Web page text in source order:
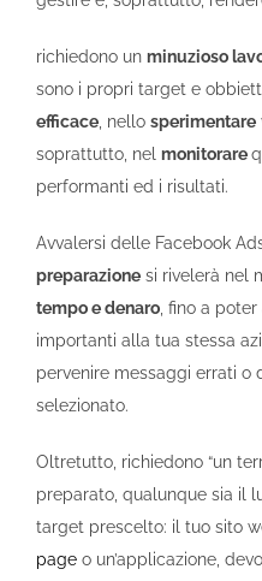
richiedono un minuzioso
sono i propri target e
efficace, nello sperimentare
soprattutto, nel monitorare
performanti ed i risultati.
Avvalersi delle Facebook
preparazione si rivelerà nel
tempo e denaro, fino a
importanti alla tua stessa
pervenire messaggi errati o
selezionato.
Oltretutto, richiedono “un
preparato, qualunque sia il
target prescelto: il tuo sito
page o un’applicazione,